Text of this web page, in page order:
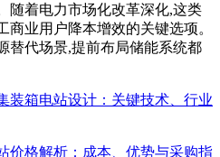
随着电力市场化改革深化,这类
业用户降本增效的关键选项。
替代场景,提前布局储能系统都
装箱电站设计：关键技术、行业
价格解析：成本、优势与采购指